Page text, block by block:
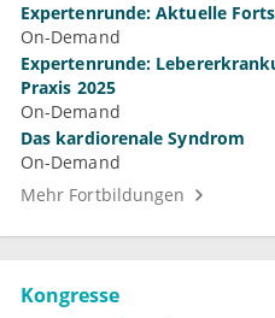
Expertenrunde: Aktuelle
On-Demand
Expertenrunde:
Praxis 2025
On-Demand
Das kardiorenale Syndrom
On-Demand
Mehr Fortbildungen
Kongresse